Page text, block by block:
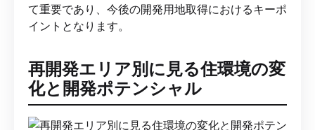
て重要であり、今後の開発用地取得におけるキーポ
イントとなります。
再開発エリア別に見る住環境の変
化と開発ポテンシャル